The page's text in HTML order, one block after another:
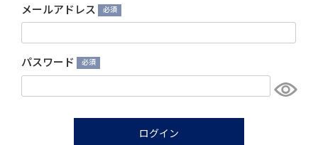
メールアドレス
(必
須)
パスワード
(必
須)
ログイン